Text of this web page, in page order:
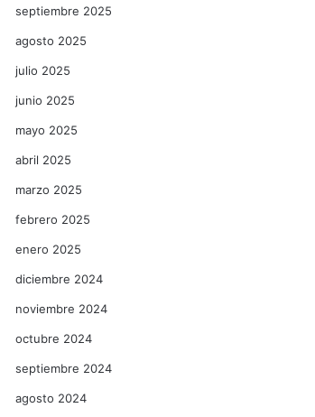
septiembre 2025
agosto 2025
julio 2025
junio 2025
mayo 2025
abril 2025
marzo 2025
febrero 2025
enero 2025
diciembre 2024
noviembre 2024
octubre 2024
septiembre 2024
agosto 2024